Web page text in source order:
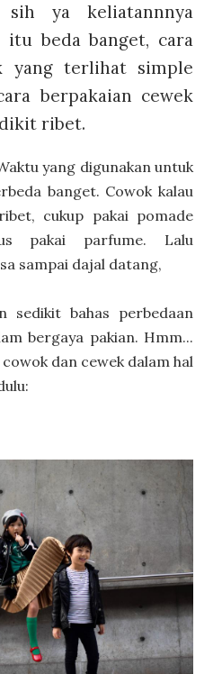
sih ya keliatannnya
itu beda banget, cara
yang terlihat simple
berpakaian cewek
ribet.
yang digunakan untuk
banget. Cowok kalau
cukup pakai pomade
pakai parfume. Lalu
sampai dajal datang,
sedikit bahas perbedaan
bergaya pakian. Hmm...
dan cewek dalam hal